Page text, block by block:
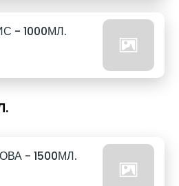
- 1000МЛ.
- 1500МЛ.